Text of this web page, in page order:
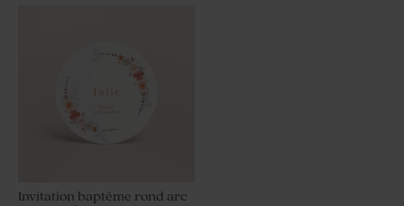
Invitation baptême rond arc